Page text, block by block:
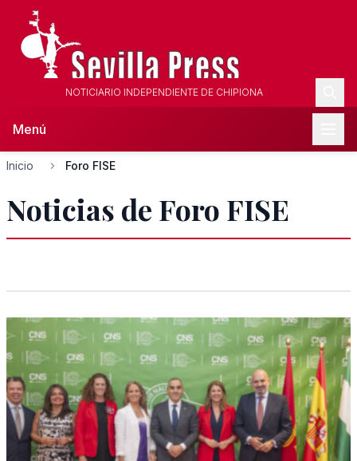
NOTICIARIO INDEPENDIENTE DE CHIPIONA
Menú
Inicio Foro FISE
Noticias de Foro FISE